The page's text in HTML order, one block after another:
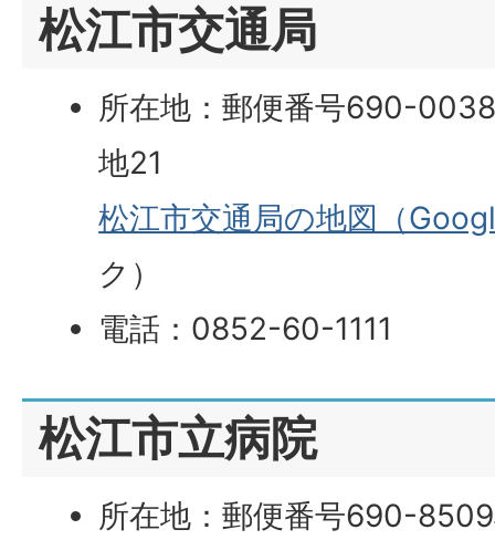
松江市交通局
所在地：郵便番号690-
地21
松江市交通局の地図（
ク）
電話：0852-60-1111
松江市立病院
所在地：郵便番号690-